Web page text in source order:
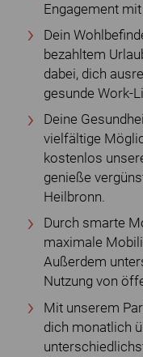
Engagement
Dein
bezahltem
dabei, dich
gesunde Work-
Deine
vielfältige
kostenlos
genieße
Heilbronn.
Durch smarte
maximale
Außerdem
Nutzung von
Mit unserem
dich monatlich